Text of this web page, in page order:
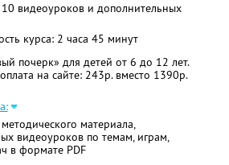
10 видеоуроков и дополнительных
курса: 2 часа 45 минут
почерк» для детей от 6 до 12 лет.
на сайте: 243р. вместо 1390р.
материала,
видеоуроков по темам, играм,
в формате PDF